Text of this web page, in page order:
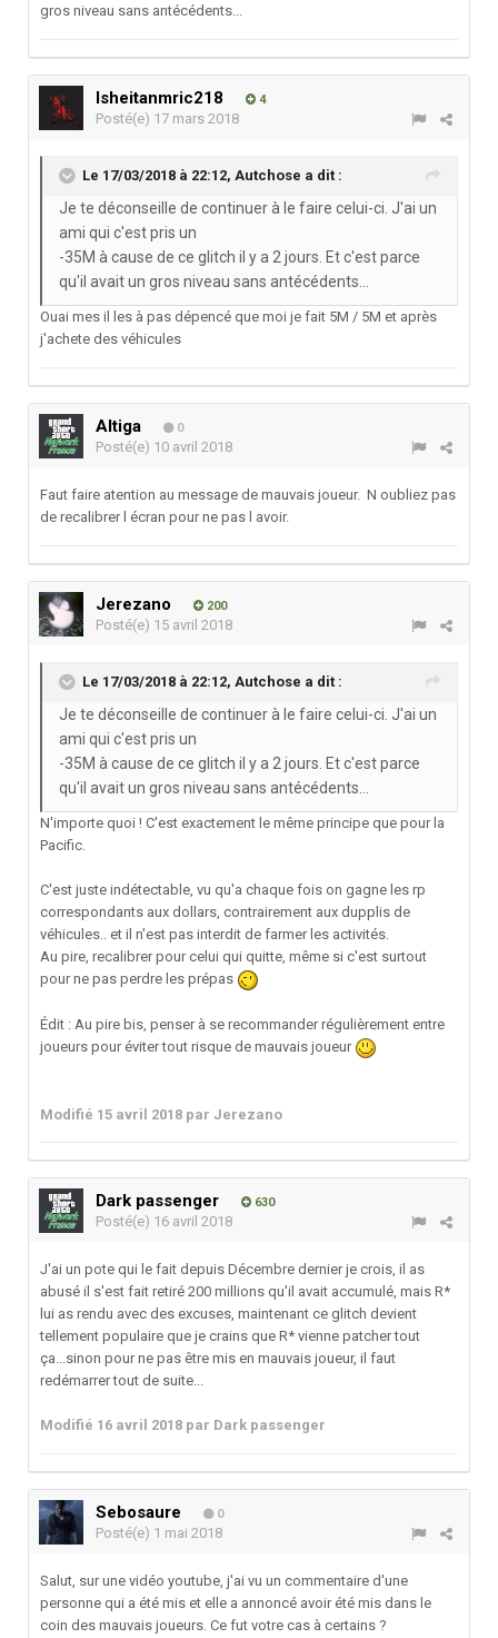
gros niveau sans antécédents...
lsheitanmric218 4
Posté(e) 17 mars 2018
Le 17/03/2018 à 22:12, Autchose a dit :
Je te déconseille de continuer à le faire celui-ci. J'ai un
ami qui c'est pris un
-35M à cause de ce glitch il y a 2 jours. Et c'est parce
qu'il avait un gros niveau sans antécédents...
Ouai mes il les à pas dépencé que moi je fait 5M / 5M et après
j'achete des véhicules
Altiga 0
Posté(e) 10 avril 2018
Faut faire atention au message de mauvais joueur. N oubliez pas
de recalibrer l écran pour ne pas l avoir.
Jerezano 200
Posté(e) 15 avril 2018
Le 17/03/2018 à 22:12, Autchose a dit :
Je te déconseille de continuer à le faire celui-ci. J'ai un
ami qui c'est pris un
-35M à cause de ce glitch il y a 2 jours. Et c'est parce
qu'il avait un gros niveau sans antécédents...
N'importe quoi ! C'est exactement le même principe que pour la
Pacific.
C'est juste indétectable, vu qu'a chaque fois on gagne les rp
correspondants aux dollars, contrairement aux dupplis de
véhicules.. et il n'est pas interdit de farmer les activités.
Au pire, recalibrer pour celui qui quitte, même si c'est surtout
pour ne pas perdre les prépas
Édit : Au pire bis, penser à se recommander régulièrement entre
joueurs pour éviter tout risque de mauvais joueur
Modifié 15 avril 2018 par Jerezano
Dark passenger 630
Posté(e) 16 avril 2018
J'ai un pote qui le fait depuis Décembre dernier je crois, il as
abusé il s'est fait retiré 200 millions qu'il avait accumulé, mais R*
lui as rendu avec des excuses, maintenant ce glitch devient
tellement populaire que je crains que R* vienne patcher tout
ça...sinon pour ne pas être mis en mauvais joueur, il faut
redémarrer tout de suite...
Modifié 16 avril 2018 par Dark passenger
Sebosaure 0
Posté(e) 1 mai 2018
Salut, sur une vidéo youtube, j'ai vu un commentaire d'une
personne qui a été mis et elle a annoncé avoir été mis dans le
coin des mauvais joueurs. Ce fut votre cas à certains ?